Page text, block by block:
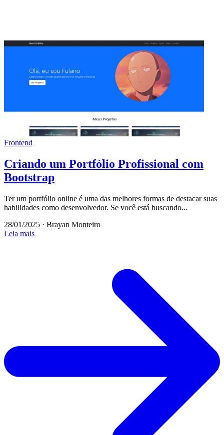
Frontend
Criando um Portfólio Profissional com
Bootstrap
Ter um portfólio online é uma das melhores formas de destacar suas
habilidades como desenvolvedor. Se você está buscando...
28/01/2025 · Brayan Monteiro
Leia mais